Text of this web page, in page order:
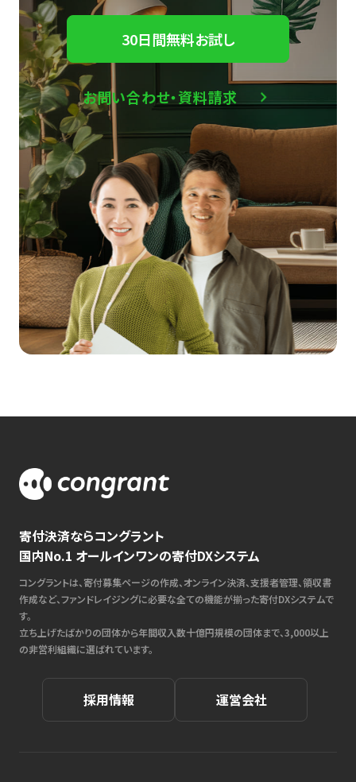
30日間無料お試し
お問い合わせ・資料請求
寄付決済ならコングラント
国内No.1 オールインワンの寄付DXシステム
コングラントは、寄付募集ページの作成、オンライン決済、支援者管理、領収書
作成など、ファンドレイジングに必要な全ての機能が揃った寄付DXシステムで
す。
立ち上げたばかりの団体から年間収入数十億円規模の団体まで、3,000以上
の非営利組織に選ばれています。
採用情報 運営会社